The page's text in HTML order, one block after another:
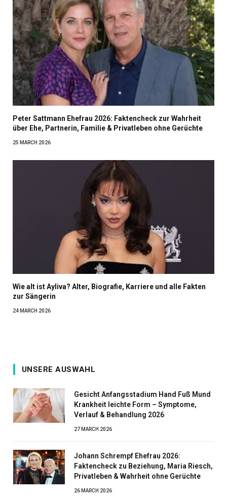
Peter Sattmann Ehefrau 2026: Faktencheck zur Wahrheit
über Ehe, Partnerin, Familie & Privatleben ohne Gerüchte
25 MARCH 2026
Wie alt ist Ayliva? Alter, Biografie, Karriere und alle Fakten
zur Sängerin
24 MARCH 2026
UNSERE AUSWAHL
Gesicht Anfangsstadium Hand Fuß Mund
Krankheit leichte Form – Symptome,
Verlauf & Behandlung 2026
27 MARCH 2026
Johann Schrempf Ehefrau 2026:
Faktencheck zu Beziehung, Maria Riesch,
Privatleben & Wahrheit ohne Gerüchte
26 MARCH 2026